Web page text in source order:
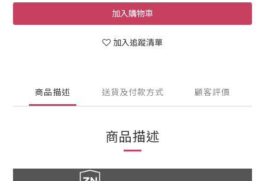
加入購物車
加入追蹤清單
商品描述 送貨及付款方式 顧客評價
商品描述